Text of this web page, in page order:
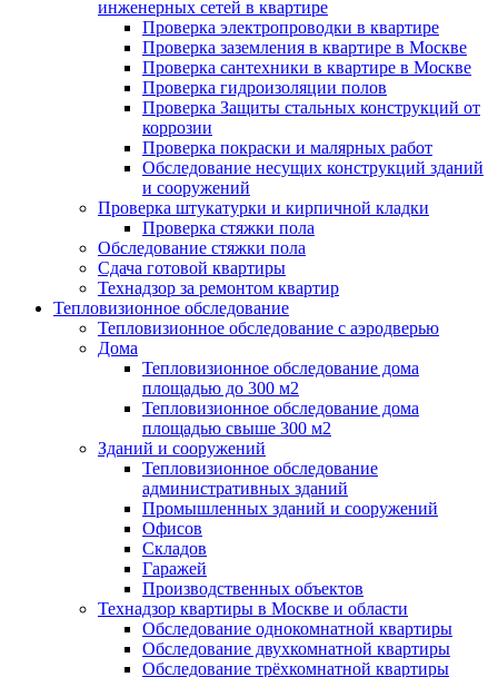
инженерных сетей в квартире
Проверка электропроводки в квартире
Проверка заземления в квартире в Москве
Проверка сантехники в квартире в Москве
Проверка гидроизоляции полов
Проверка Защиты стальных конструкций от
коррозии
Проверка покраски и малярных работ
Обследование несущих конструкций зданий
и сооружений
Проверка штукатурки и кирпичной кладки
Проверка стяжки пола
Обследование стяжки пола
Сдача готовой квартиры
Технадзор за ремонтом квартир
Тепловизионное обследование
Тепловизионное обследование с аэродверью
Дома
Тепловизионное обследование дома
площадью до 300 м2
Тепловизионное обследование дома
площадью свыше 300 м2
Зданий и сооружений
Тепловизионное обследование
административных зданий
Промышленных зданий и сооружений
Офисов
Складов
Гаражей
Производственных объектов
Технадзор квартиры в Москве и области
Обследование однокомнатной квартиры
Обследование двухкомнатной квартиры
Обследование трёхкомнатной квартиры